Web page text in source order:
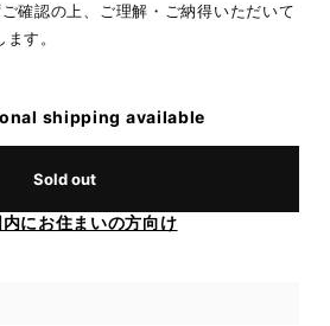
確認の上、ご理解・ご納得いただいて
す。
shipping available
Sold out
内にお住まいの方向け